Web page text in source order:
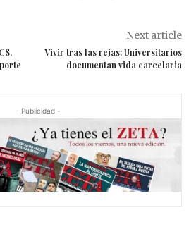
Next article
Vivir tras las rejas: Universitarios
documentan vida carcelaria
- Publicidad -